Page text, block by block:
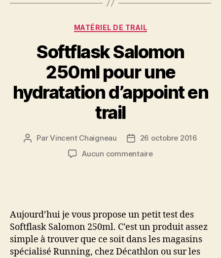
Catégories
MATÉRIEL DE TRAIL
Softflask Salomon
250ml pour une
hydratation d’appoint en
trail
Auteur
ParVincent Chaigneau
Date
de
26 octobre 2016
Aucun commentairesur
hydratation
d’appoint
en
trail
Aujourd’hui je vous propose un petit test des
Softflask Salomon 250ml. C’est un produit assez
simple à trouver que ce soit dans les magasins
spécialisé Running, chez Décathlon ou sur les